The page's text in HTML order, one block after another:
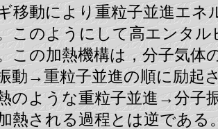
移動により重粒子並進エネ
このようにして高エンタル
この加熱機構は，分子気体
動→重粒子並進の順に励起
のような重粒子並進→分子
熱される過程とは逆である